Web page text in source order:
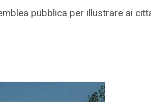
pubblica per illustrare ai